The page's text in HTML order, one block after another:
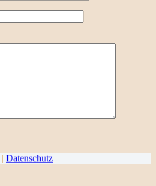
| Datenschutz